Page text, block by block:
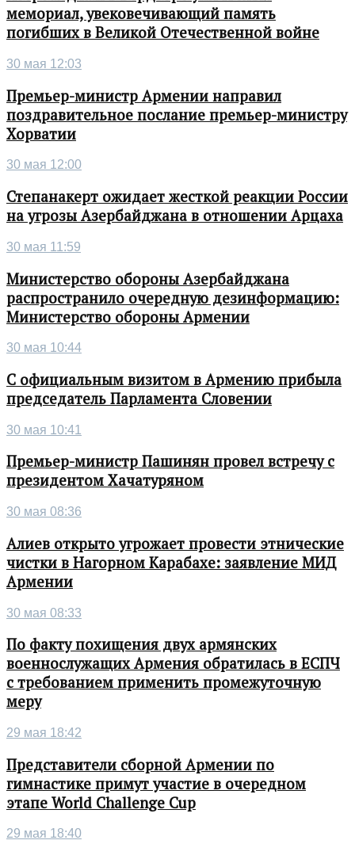
мемориал, увековечивающий память
погибших в Великой Отечественной войне
30 мая 12:03
Премьер-министр Армении направил
поздравительное послание премьер-министру
Хорватии
30 мая 12:00
Степанакерт ожидает жесткой реакции России
на угрозы Азербайджана в отношении Арцаха
30 мая 11:59
Министерство обороны Азербайджана
распространило очередную дезинформацию:
Министерство обороны Армении
30 мая 10:44
С официальным визитом в Армению прибыла
председатель Парламента Словении
30 мая 10:41
Премьер-министр Пашинян провел встречу с
президентом Хачатуряном
30 мая 08:36
Алиев открыто угрожает провести этнические
чистки в Нагорном Карабахе: заявление МИД
Армении
30 мая 08:33
По факту похищения двух армянских
военнослужащих Армения обратилась в ЕСПЧ
с требованием применить промежуточную
меру
29 мая 18:42
Представители сборной Армении по
гимнастике примут участие в очередном
этапе World Challenge Cup
29 мая 18:40